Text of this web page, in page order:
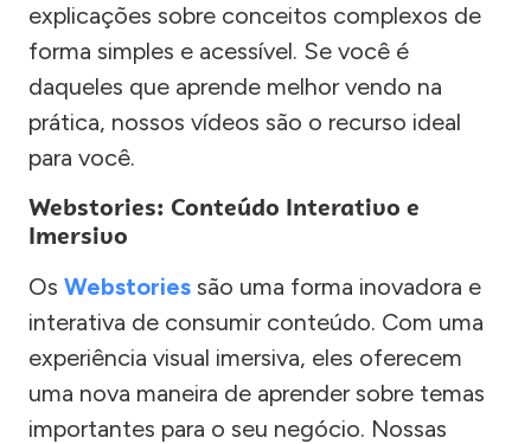
explicações sobre conceitos complexos de
forma simples e acessível. Se você é
daqueles que aprende melhor vendo na
prática, nossos vídeos são o recurso ideal
para você.
Webstories: Conteúdo Interativo e
Imersivo
Os Webstories são uma forma inovadora e
interativa de consumir conteúdo. Com uma
experiência visual imersiva, eles oferecem
uma nova maneira de aprender sobre temas
importantes para o seu negócio. Nossas